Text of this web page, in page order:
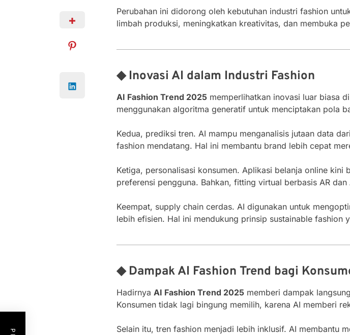
Perubahan ini didorong oleh kebutuhan industri fashion
limbah produksi, meningkatkan kreativitas, dan membuka
◆ Inovasi AI dalam Industri Fashion
AI Fashion Trend 2025memperlihatkan inovasi luar biasa
menggunakan algoritma generatif untuk menciptakan pola
Kedua, prediksi tren. AI mampu menganalisis jutaan data
fashion mendatang. Hal ini membantu brand lebih cepat
Ketiga, personalisasi konsumen. Aplikasi belanja online
preferensi pengguna. Bahkan, fitting virtual berbasis AR
Keempat, supply chain cerdas. AI digunakan untuk
lebih efisien. Hal ini mendukung prinsip sustainable fashion
◆ Dampak AI Fashion Trend bagi
Hadirnya AI Fashion Trend 2025memberi dampak
Konsumen tidak lagi bingung memilih, karena AI memberi
Selain itu, tren fashion menjadi lebih inklusif. AI membantu